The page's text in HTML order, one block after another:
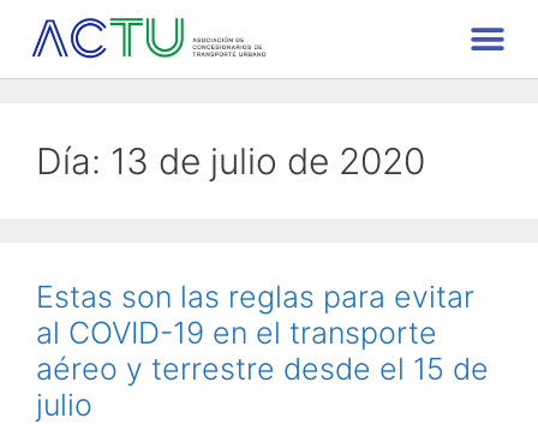
Día: 13 de julio de 2020
Estas son las reglas para evitar
al COVID-19 en el transporte
aéreo y terrestre desde el 15 de
julio